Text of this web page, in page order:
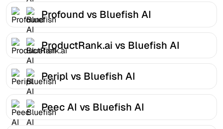
Profound vs Bluefish AI
ProductRank.ai vs Bluefish AI
Peripl vs Bluefish AI
Peec AI vs Bluefish AI